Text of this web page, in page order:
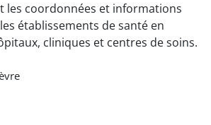
les coordonnées et informations
établissements de santé en
cliniques et centres de soins.